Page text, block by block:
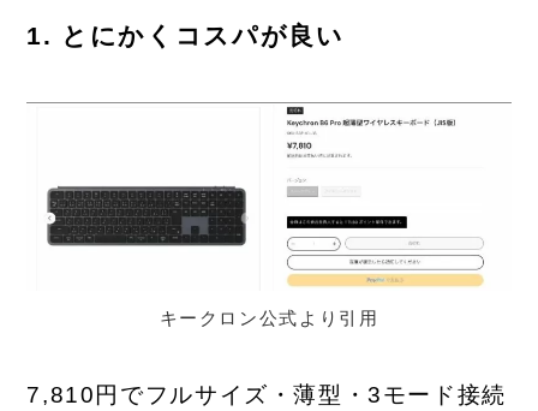
1. とにかくコスパが良い
キークロン公式より引用
7,810円でフルサイズ・薄型・3モード接続